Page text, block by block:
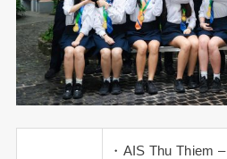
・AIS Thu Thiem